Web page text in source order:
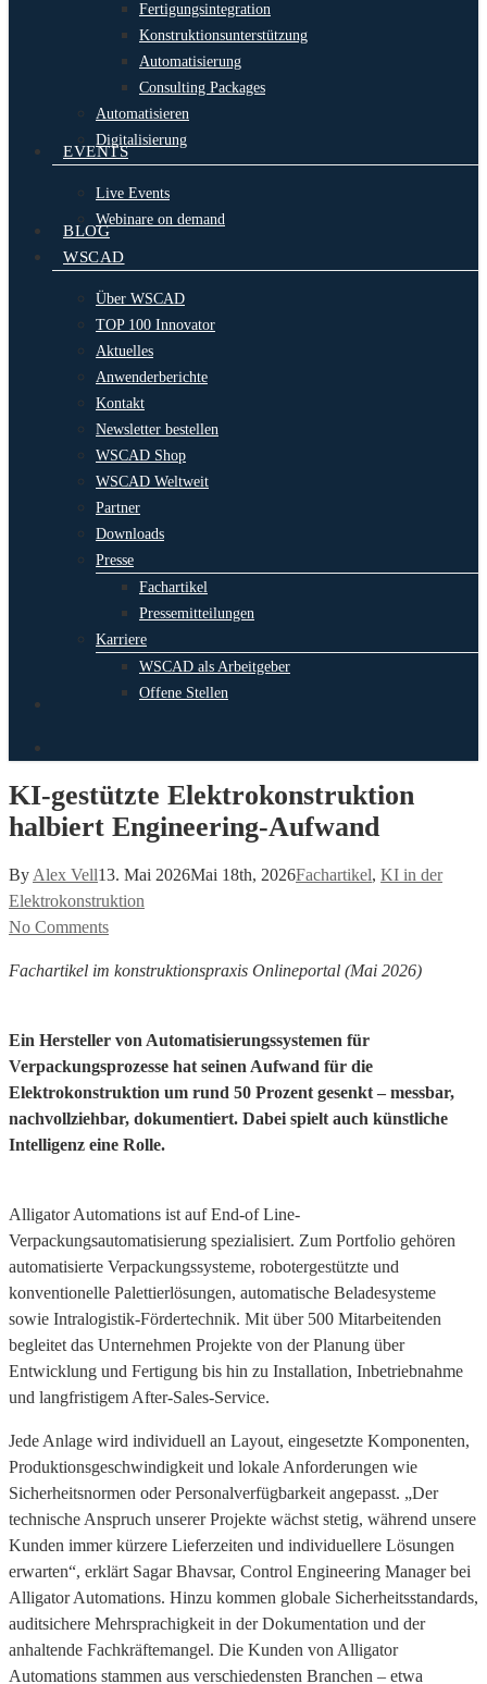
Fertigungsintegration
Konstruktionsunterstützung
Automatisierung
Consulting Packages
Automatisieren
Digitalisierung
EVENTS
Live Events
Webinare on demand
BLOG
WSCAD
Über WSCAD
TOP 100 Innovator
Aktuelles
Anwenderberichte
Kontakt
Newsletter bestellen
WSCAD Shop
WSCAD Weltweit
Partner
Downloads
Presse
Fachartikel
Pressemitteilungen
Karriere
WSCAD als Arbeitgeber
Offene Stellen
KI-gestützte Elektrokonstruktion
halbiert Engineering-Aufwand
By Alex Vell13. Mai 2026Mai 18th, 2026Fachartikel, KI in der
Elektrokonstruktion
No Comments
Fachartikel im konstruktionspraxis Onlineportal (Mai 2026)
Ein Hersteller von Automatisierungssystemen für
Verpackungsprozesse hat seinen Aufwand für die
Elektrokonstruktion um rund 50 Prozent gesenkt – messbar,
nachvollziehbar, dokumentiert. Dabei spielt auch künstliche
Intelligenz eine Rolle.
Alligator Automations ist auf End-of Line-
Verpackungsautomatisierung spezialisiert. Zum Portfolio gehören
automatisierte Verpackungssysteme, robotergestützte und
konventionelle Palettierlösungen, automatische Beladesysteme
sowie Intralogistik-Fördertechnik. Mit über 500 Mitarbeitenden
begleitet das Unternehmen Projekte von der Planung über
Entwicklung und Fertigung bis hin zu Installation, Inbetriebnahme
und langfristigem After-Sales-Service.
Jede Anlage wird individuell an Layout, eingesetzte Komponenten,
Produktionsgeschwindigkeit und lokale Anforderungen wie
Sicherheitsnormen oder Personalverfügbarkeit angepasst. „Der
technische Anspruch unserer Projekte wächst stetig, während unsere
Kunden immer kürzere Lieferzeiten und individuellere Lösungen
erwarten“, erklärt Sagar Bhavsar, Control Engineering Manager bei
Alligator Automations. Hinzu kommen globale Sicherheitsstandards,
auditsichere Mehrsprachigkeit in der Dokumentation und der
anhaltende Fachkräftemangel. Die Kunden von Alligator
Automations stammen aus verschiedensten Branchen – etwa